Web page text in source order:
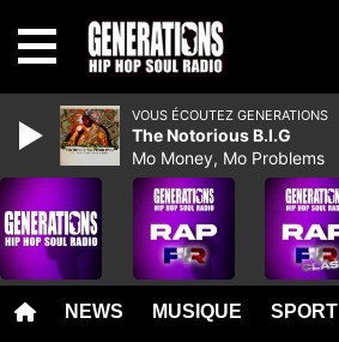
NEWS MUSIQUE SPORT
VOUS ÉCOUTEZ GENERATIONS
The Notorious B.I.G
Mo Money, Mo Problems